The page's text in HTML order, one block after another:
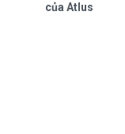
của Atlus